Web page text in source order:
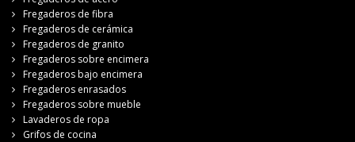
Fregaderos de fibra
Fregaderos de cerámica
Fregaderos de granito
Fregaderos sobre encimera
Fregaderos bajo encimera
Fregaderos enrasados
Fregaderos sobre mueble
Lavaderos de ropa
Grifos de cocina